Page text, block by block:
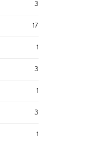
3
17
1
3
1
3
1